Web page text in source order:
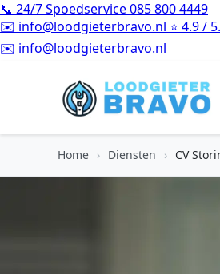
📞 24/7 Spoedservice085 800 4449
✉️ info@loodgieterbravo.nl ⭐ 4.9 /
⭐4.9 / 5.0 – Reviews
Home › Diensten › CV